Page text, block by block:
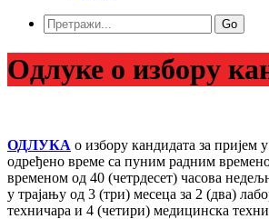
Go
Одлуке о избору
ОДЛУКА о избору кандидата за пријем
одређено време са пуним радним
временом од 40 (четрдесет) часова
у трајању од 3 (три) месеца за 2 (два)
техничара и 4 (четири) медицинска